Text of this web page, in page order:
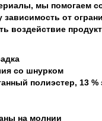
мы помогаем
зависимость от
воздействие
со шнурком
полиэстер, 13 %
на молнии